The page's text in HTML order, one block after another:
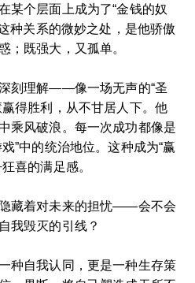
某个层面上成为了“金钱的奴
种关系的微妙之处，是他骄傲
；既强大，又孤单。
刻理解——像一场无声的“圣
得胜利，从不甘居人下。他
乘风破浪。每一次成功都像是
”中的统治地位。这种成为“赢
喜的满足感。
藏着对未来的担忧——会不会
我毁灭的引线？
种自我认同，更是一种生存策